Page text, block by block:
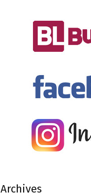
Archives